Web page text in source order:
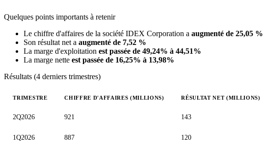
Quelques points importants à retenir
Le chiffre d'affaires de la société IDEX Corporation a augmenté de 25,05 %
Son résultat net a augmenté de 7,52 %
La marge d'exploitation est passée de 49,24% à 44,51%
La marge nette est passée de 16,25% à 13,98%
Résultats (4 derniers trimestres)
TRIMESTRE CHIFFRE D'AFFAIRES (MILLIONS) RÉSULTAT NET (MILLIONS)
2Q2026 921 143
1Q2026 887 120